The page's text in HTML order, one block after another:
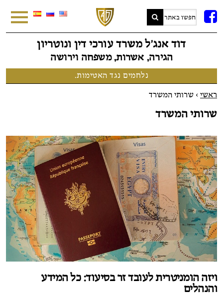
FB
דוד אנג׳ל משרד עורכי דין ונוטריון
הגירה, אשרות, משפחה וירושה
נלחמים נגד האטימות.
ראשי > שרותי המשרד
שרותי המשרד
ויזה הומניטרית לעובד זר בסיעוד: כל המידע
והנהלים